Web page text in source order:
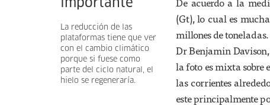
importante
La reducción de las
plataformas tiene que ver
con el cambio climático
porque si fuese como
parte del ciclo natural, el
hielo se regeneraría.
(Gt), lo cual es
millones de toneladas.
Dr Benjamin
la foto es mixta sobre
las corrientes
este principalmente